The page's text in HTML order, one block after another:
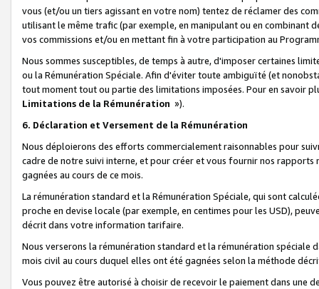
vous (et/ou un tiers agissant en votre nom) tentez de réclamer des
utilisant le même trafic (par exemple, en manipulant ou en combinant
vos commissions et/ou en mettant fin à votre participation au
Nous sommes susceptibles, de temps à autre, d'imposer certaines
ou la Rémunération Spéciale. Afin d'éviter toute ambiguïté (et
tout moment tout ou partie des limitations imposées. Pour en savoir
Limitations de la Rémunération »).
6. Déclaration et Versement de la Rémunération
Nous déploierons des efforts commercialement raisonnables pour
cadre de notre suivi interne, et pour créer et vous fournir nos
gagnées au cours de ce mois.
La rémunération standard et la Rémunération Spéciale, qui sont
proche en devise locale (par exemple, en centimes pour les USD),
décrit dans votre information tarifaire.
Nous verserons la rémunération standard et la rémunération spéciale
mois civil au cours duquel elles ont été gagnées selon la méthode
Vous pouvez être autorisé à choisir de recevoir le paiement dans une